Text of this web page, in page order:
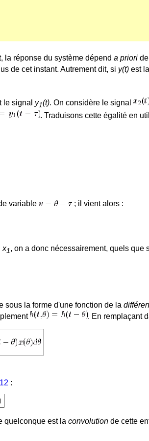
la réponse du système dépend a priori
de cet instant. Autrement dit, si y(t) est
le signal y1(t). On considère le signal
. Traduisons cette égalité en
variable ; il vient alors :
x1, on a donc nécessairement, quels que
sous la forme d'une fonction de la
. En remplaçant
:
quelconque est la convolution de cette